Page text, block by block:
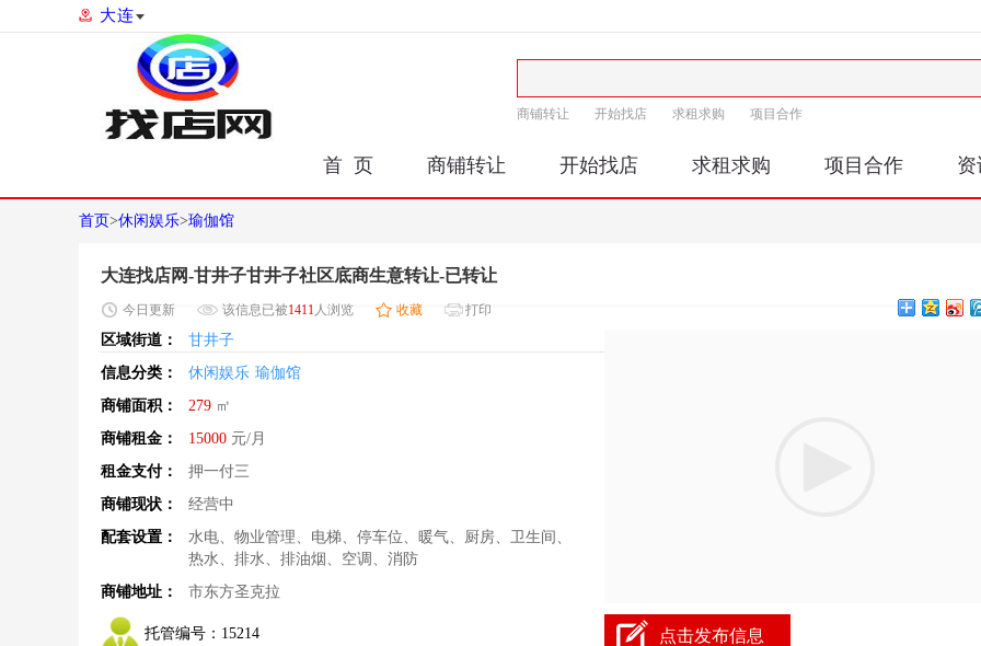
大连
商铺转让 开始找店 求租求购 项目合作
首 页 商铺转让 开始找店 求租求购 项目合作 资
首页>休闲娱乐>瑜伽馆
大连找店网-甘井子甘井子社区底商生意转让-已转让
今日 更新 该信息已被1411人浏览 收藏 打印
区域街道：
甘井子
信息分类：
休闲娱乐 瑜伽馆
商铺面积：
279 ㎡
商铺租金：
15000 元/月
租金支付：
押一付三
商铺现状：
经营中
配套设置：
水电、物业管理、电梯、停车位、暖气、厨房、卫生间、
热水、排水、排油烟、空调、消防
商铺地址：
市东方圣克拉
托管编号： 15214 点击发布信息